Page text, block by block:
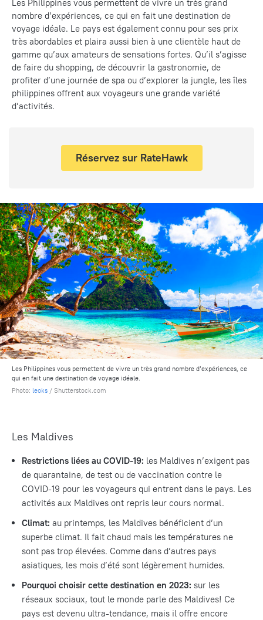
Les Philippines vous permettent de vivre un très grand
nombre d’expériences, ce qui en fait une destination de
voyage idéale. Le pays est également connu pour ses prix
très abordables et plaira aussi bien à une clientèle haut de
gamme qu’aux amateurs de sensations fortes. Qu’il s’agisse
de faire du shopping, de découvrir la gastronomie, de
profiter d’une journée de spa ou d’explorer la jungle, les îles
philippines offrent aux voyageurs une grande variété
d’activités.
Réservez sur RateHawk
Les Philippines vous permettent de vivre un très grand nombre d’expériences, ce
qui en fait une destination de voyage idéale.
Photo: leoks / Shutterstock.com
Les Maldives
Restrictions liées au COVID-19: les Maldives n’exigent pas
de quarantaine, de test ou de vaccination contre le
COVID-19 pour les voyageurs qui entrent dans le pays. Les
activités aux Maldives ont repris leur cours normal.
Climat: au printemps, les Maldives bénéficient d’un
superbe climat. Il fait chaud mais les températures ne
sont pas trop élevées. Comme dans d’autres pays
asiatiques, les mois d’été sont légèrement humides.
Pourquoi choisir cette destination en 2023: sur les
réseaux sociaux, tout le monde parle des Maldives! Ce
pays est devenu ultra-tendance, mais il offre encore